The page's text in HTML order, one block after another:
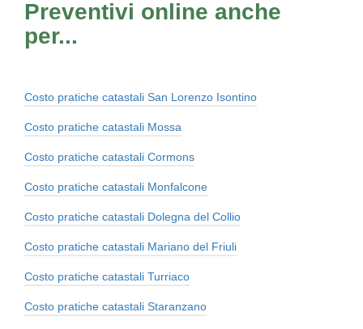
Preventivi online anche
per...
Costo pratiche catastali San Lorenzo Isontino
Costo pratiche catastali Mossa
Costo pratiche catastali Cormons
Costo pratiche catastali Monfalcone
Costo pratiche catastali Dolegna del Collio
Costo pratiche catastali Mariano del Friuli
Costo pratiche catastali Turriaco
Costo pratiche catastali Staranzano